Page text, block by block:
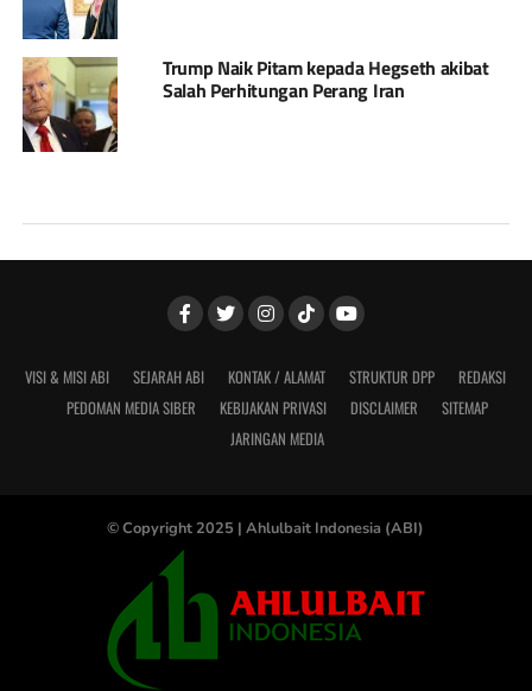
Trump Naik Pitam kepada Hegseth akibat
Salah Perhitungan Perang Iran
VISI & MISI ABI SEJARAH ABI KONTAK / ALAMAT STRUKTUR DPP
REDAKSI
PEDOMAN MEDIA SIBER
KEBIJAKAN PRIVASI DISCLAIMER
SITEMAP
JARINGAN MEDIA
© Copyright 2025 | Ahlulbait Indonesia (ABI)